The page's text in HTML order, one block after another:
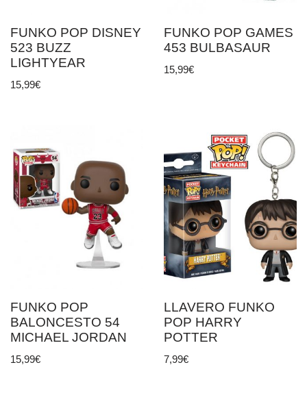
FUNKO POP DISNEY
523 BUZZ
LIGHTYEAR
15,99€
FUNKO POP GAMES
453 BULBASAUR
15,99€
FUNKO POP
BALONCESTO 54
MICHAEL JORDAN
15,99€
LLAVERO FUNKO
POP HARRY
POTTER
7,99€